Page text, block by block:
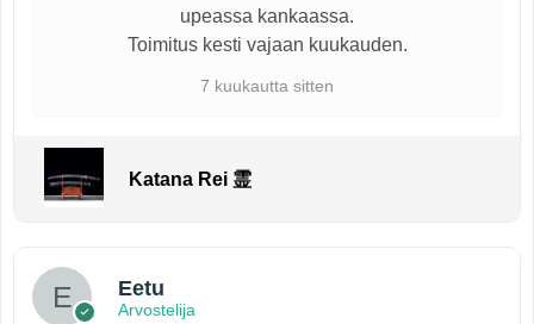
upeassa kankaassa.
Toimitus kesti vajaan kuukauden.
7 kuukautta sitten
Katana Rei 霊
Eetu
Arvostelija